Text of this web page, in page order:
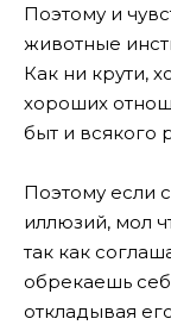
Поэтому и
животные
Как ни крути,
хороших
быт и всякого
Поэтому если
иллюзий, мол
так как
обрекаешь
откладывая